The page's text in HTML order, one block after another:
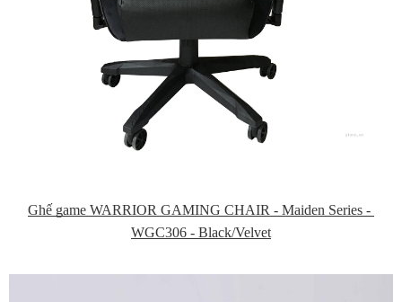
Ghế game WARRIOR GAMING CHAIR - Maiden Series -
WGC306 - Black/Velvet